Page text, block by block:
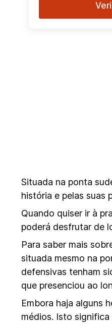
Situada na ponta
história e pelas suas
Quando quiser ir à
poderá desfrutar de
Para saber mais
situada mesmo na
defensivas tenham
que presenciou ao
Embora haja alguns
médios. Isto